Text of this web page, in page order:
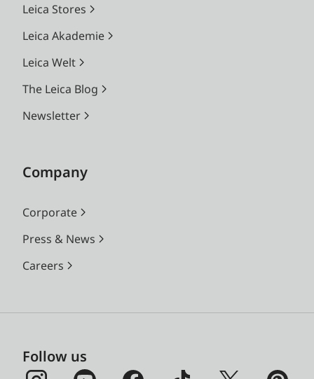
Leica Stores
Leica Akademie
Leica Welt
The Leica Blog
Newsletter
Company
Corporate
Press & News
Careers
Follow us